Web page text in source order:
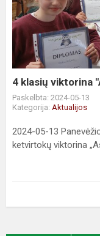
viktorina
"Aš
tikiu"
4 klasių viktorina
Paskelbta: 2024-05-13
Kategorija: Aktualijos
2024-05-13
ketvirtokų viktorina